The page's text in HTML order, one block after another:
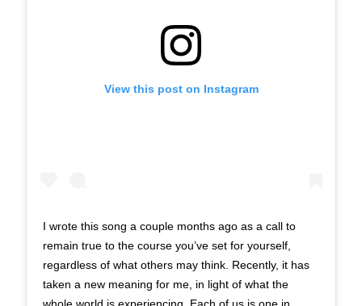
View this post on Instagram
I wrote this song a couple months ago as a call to
remain true to the course you’ve set for yourself,
regardless of what others may think. Recently, it has
taken a new meaning for me, in light of what the
whole world is experiencing. Each of us is one in